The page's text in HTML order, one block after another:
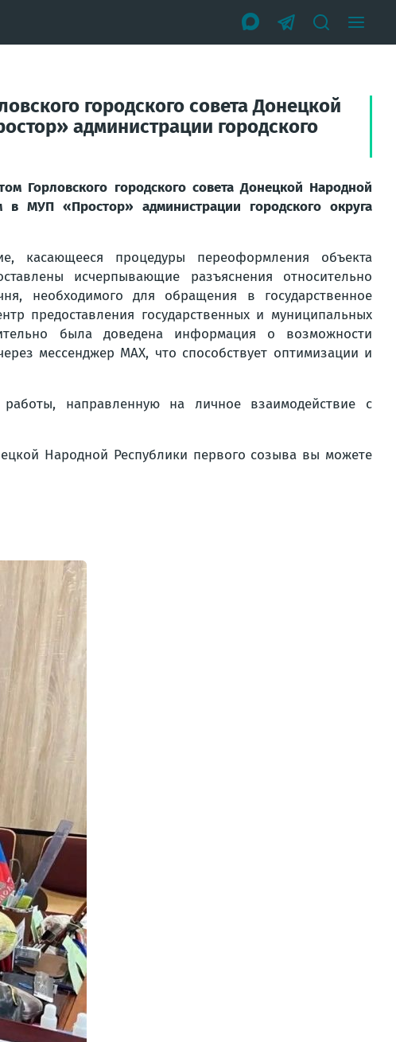
городского совета Донецкой
администрации городского
Горловского городского совета Донецкой Народной
в МУП «Простор» администрации городского округа
касающееся процедуры переоформления объекта
исчерпывающие разъяснения относительно
необходимого для обращения в государственное
предоставления государственных и муниципальных
была доведена информация о возможности
мессенджер МАХ, что способствует оптимизации и
направленную на личное взаимодействие с
Народной Республики первого созыва вы можете